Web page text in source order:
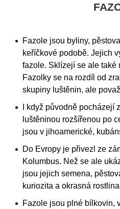
Fazole jsou byliny,
keříčkové podobě. Jejich
fazole. Sklízejí se ale také
Fazolky se na rozdíl od
skupiny luštěnin, ale
I když původně pocházejí
luštěninou rozšířenou po
jsou v jihoamerické,
Do Evropy je přivezl ze
Kolumbus. Než se ale
jsou jejich semena,
kuriozita a okrasná
Fazole jsou plné bílkovin,